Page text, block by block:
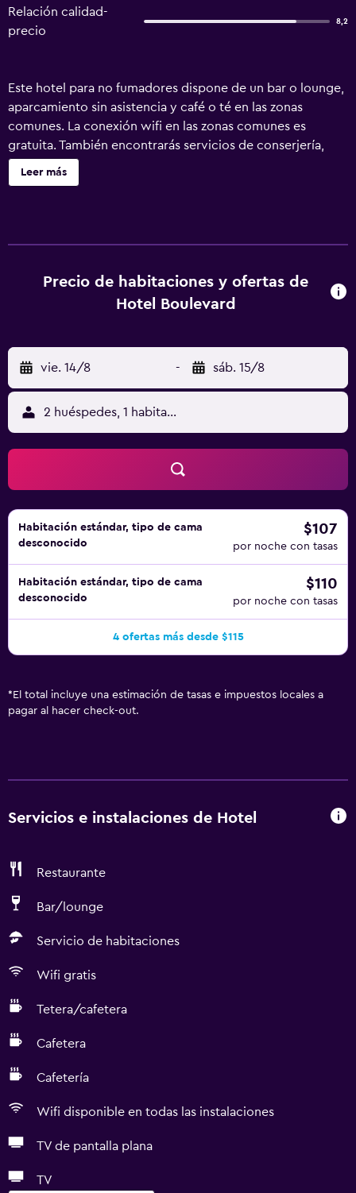
Relación calidad-
precio
8,2
Este hotel para no fumadores dispone de un bar o lounge,
aparcamiento sin asistencia y café o té en las zonas
comunes. La conexión wifi en las zonas comunes es
gratuita. También encontrarás servicios de conserjería,
servicio de tintorería y lavandería. Hotel Boulevard ofrece
27 alojamientos con caja fuerte y cafetera y tetera. Las
televisión LCD con canales por cable. Los baños están
equipados con ducha, artículos de higiene personal
Mbps o más (para 1 o 2 personas, o hasta 6 dispositivos).
Los servicios para las personas de negocios incluyen
escritorio y teléfono. Es posible solicitar juegos de cama
hipoalergénicos y tabla de planchar con plancha. Se
ofrece servicio de limpieza todos los días. Se pueden
practicar las actividades de ocio y esparcimiento que se
indican más abajo en las instalaciones o cerca del
alojamiento (es posible que se aplique un recargo).
Leer más
Precio de habitaciones y ofertas de
Hotel Boulevard
vie. 14/8 - sáb. 15/8
2 huéspedes, 1 habitación
Habitación estándar, tipo de cama
desconocido
$107
por noche con tasas
Habitación estándar, tipo de cama
desconocido
$110
por noche con tasas
4 ofertas más desde $115
* El total incluye una estimación de tasas e impuestos locales a
pagar al hacer check-out.
Servicios e instalaciones de Hotel
Restaurante
Bar/lounge
Servicio de habitaciones
Wifi gratis
Tetera/cafetera
Cafetera
Cafetería
Wifi disponible en todas las instalaciones
TV de pantalla plana
TV